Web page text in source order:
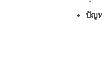
ปัญ